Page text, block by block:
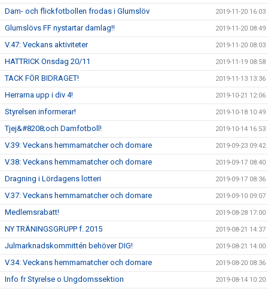
Dam- och flickfotbollen frodas i Glumslöv 2019-11-20 16:03
Glumslövs FF nystartar damlag!! 2019-11-20 08:49
V.47: Veckans aktiviteter 2019-11-20 08:03
HATTRICK Onsdag 20/11 2019-11-19 08:58
TACK FÖR BIDRAGET! 2019-11-13 13:36
Herrarna upp i div 4! 2019-10-21 12:06
Styrelsen informerar! 2019-10-18 10:49
Tjej&#8208;och Damfotboll! 2019-10-14 16:53
V.39: Veckans hemmamatcher och domare 2019-09-23 09:42
V.38: Veckans hemmamatcher och domare 2019-09-17 08:40
Dragning i Lördagens lotteri 2019-09-17 08:36
V.37: Veckans hemmamatcher och domare 2019-09-10 09:07
Medlemsrabatt! 2019-08-28 17:00
NY TRÄNINGSGRUPP f. 2015 2019-08-21 14:37
Julmarknadskommittén behöver DIG! 2019-08-21 14:00
V.34: Veckans hemmamatcher och domare 2019-08-20 08:36
Info fr Styrelse o Ungdomssektion 2019-08-14 10:20